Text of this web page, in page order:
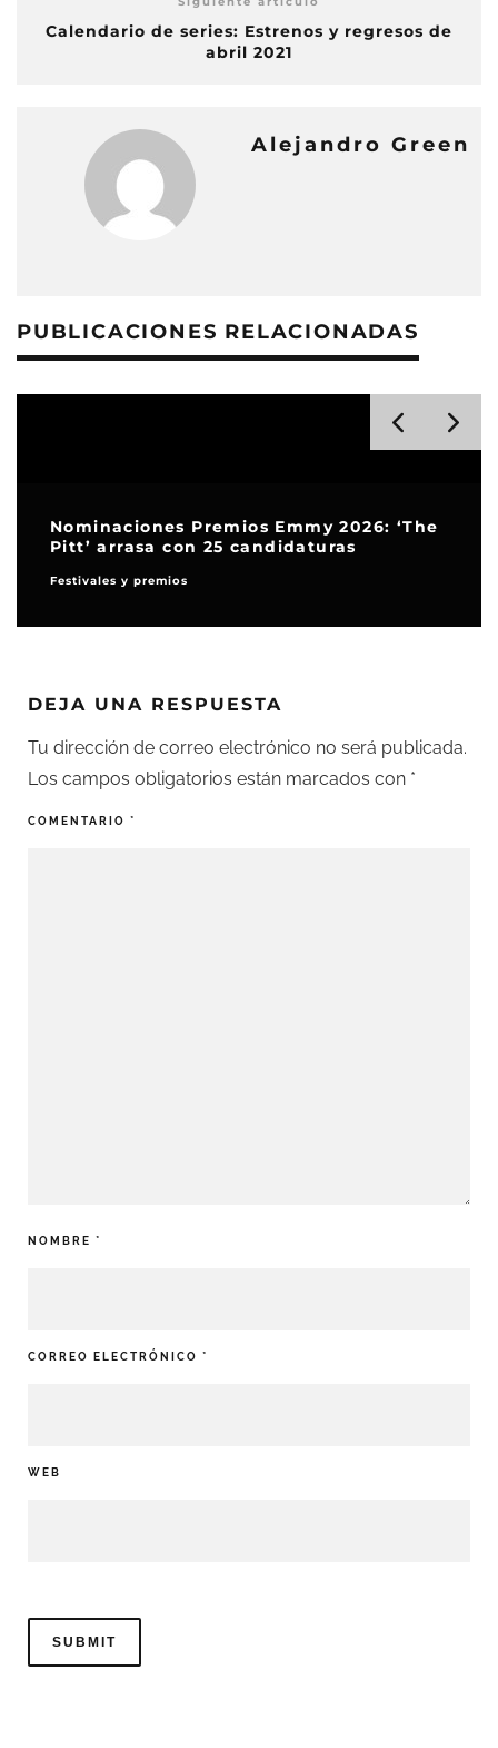
Calendario de series: Estrenos y regresos de
abril 2021
Alejandro Green
PUBLICACIONES RELACIONADAS
Nominaciones Premios Emmy 2026: ‘The
Pitt’ arrasa con 25 candidaturas
Festivales y premios
DEJA UNA RESPUESTA
Tu dirección de correo electrónico no será publicada.
Los campos obligatorios están marcados con *
COMENTARIO *
NOMBRE *
CORREO ELECTRÓNICO *
WEB